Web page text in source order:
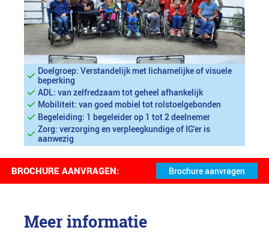
Doelgroep: Verstandelijk met lichamelijke of visuele
beperking
ADL: van zelfredzaam tot geheel afhankelijk
Mobiliteit: van goed mobiel tot rolstoelgebonden
Begeleiding: 1 begeleider op 1 tot 2 deelnemer
Zorg: verzorging en verpleegkundige of IG'er is
aanwezig
BROCHURE AANVRAGEN:
Meer informatie